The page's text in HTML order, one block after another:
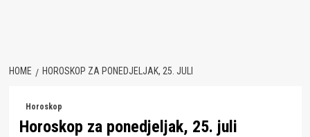
HOME HOROSKOP ZA PONEDJELJAK, 25. JULI
Horoskop
Horoskop za ponedjeljak, 25. juli